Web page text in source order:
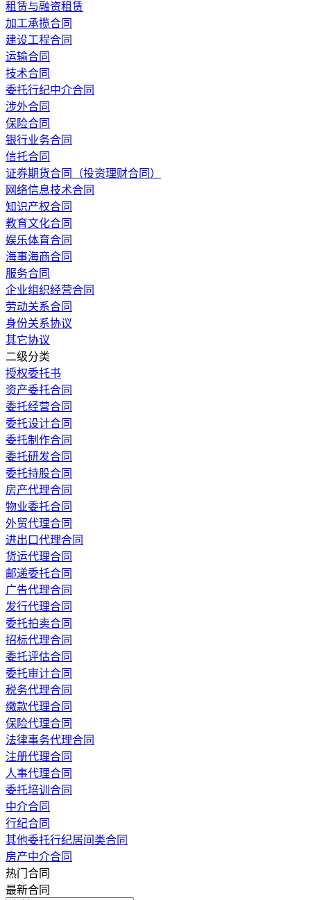
租赁与融资租赁
加工承揽合同
建设工程合同
运输合同
技术合同
委托行纪中介合同
涉外合同
保险合同
银行业务合同
信托合同
证券期货合同（投资理财合同）
网络信息技术合同
知识产权合同
教育文化合同
娱乐体育合同
海事海商合同
服务合同
企业组织经营合同
劳动关系合同
身份关系协议
其它协议
二级分类
授权委托书
资产委托合同
委托经营合同
委托设计合同
委托制作合同
委托研发合同
委托持股合同
房产代理合同
物业委托合同
外贸代理合同
进出口代理合同
货运代理合同
邮递委托合同
广告代理合同
发行代理合同
委托拍卖合同
招标代理合同
委托评估合同
委托审计合同
税务代理合同
缴款代理合同
保险代理合同
法律事务代理合同
注册代理合同
人事代理合同
委托培训合同
中介合同
行纪合同
其他委托行纪居间类合同
房产中介合同
热门合同
最新合同